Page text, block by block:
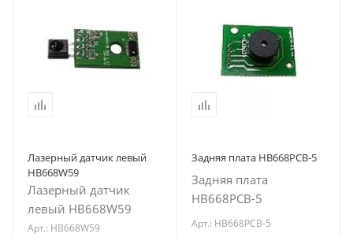
Лазерный датчик левый
HB668W59
Лазерный датчик
левый HB668W59
Арт.: HB668W59
Задняя плата HB668PCB-5
Задняя плата
HB668PCB-5
Арт.: HB668PCB-5